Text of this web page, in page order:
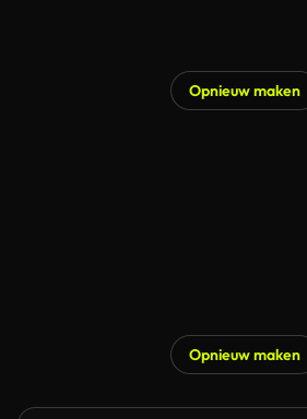
Opnieuw maken
Opnieuw maken